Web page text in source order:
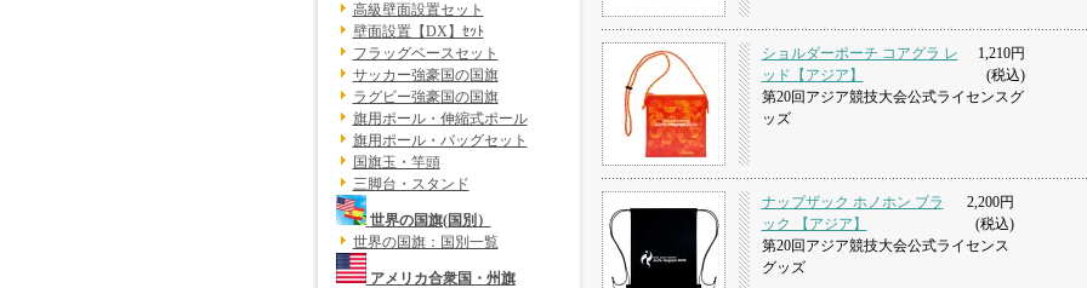
高級壁面設置セット
壁面設置【DX】ｾｯﾄ
フラッグベースセット
サッカー強豪国の国旗
ラグビー強豪国の国旗
旗用ポール・伸縮式ポール
旗用ポール・バッグセット
国旗玉・竿頭
三脚台・スタンド
世界の国旗(国別）
世界の国旗：国別一覧
アメリカ合衆国・州旗
ショルダーポーチ コアグラ レ
ッド【アジア】
1,210円
(税込)
第20回アジア競技大会公式ライセンスグ
ッズ
ナップザック ホノホン ブラ
ック 【アジア】
2,200円
(税込)
第20回アジア競技大会公式ライセンス
グッズ